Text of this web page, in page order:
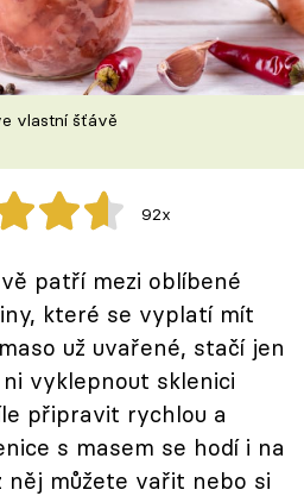
vlastní šťávě
92x
patří mezi oblíbené
které se vyplatí mít
už uvařené, stačí jen
vyklepnout sklenici
připravit rychlou a
s masem se hodí i na
něj můžete vařit nebo si